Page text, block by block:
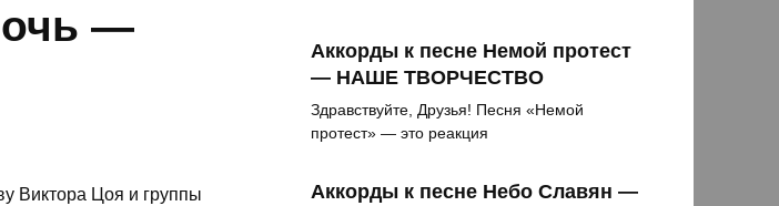
—
Виктора Цоя и группы
Аккорды к песне Немой протест
— НАШЕ ТВОРЧЕСТВО
Здравствуйте, Друзья! Песня «Немой
протест» — это реакция
Аккорды к песне Небо Славян —